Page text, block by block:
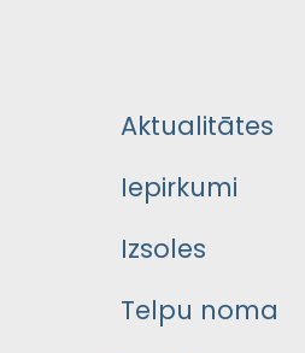
Aktualitātes
Iepirkumi
Izsoles
Telpu noma